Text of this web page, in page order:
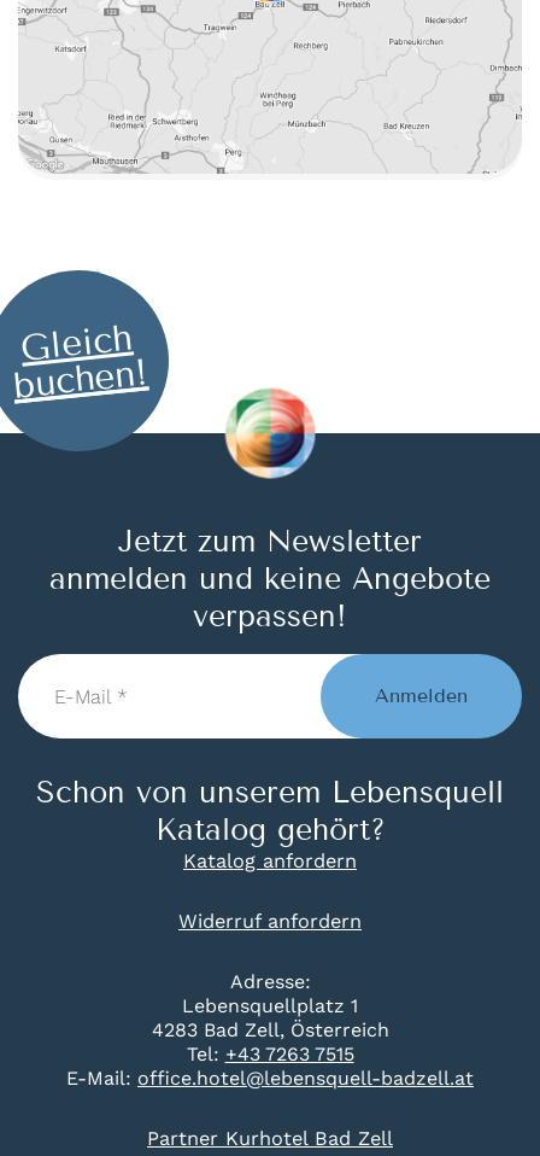
Gleich
buchen!
Adresse:
Lebensquellplatz 1
4283 Bad Zell, Österreich
Tel: +43 7263 7515
E-Mail: office.hotel@lebensquell-badzell.at
Partner Kurhotel Bad Zell
Jetzt zum Newsletter
anmelden und keine Angebote
verpassen!
E-
Mail
*
Anmelden
Schon von unserem Lebensquell
Katalog gehört?
Katalog anfordern
Widerruf anfordern